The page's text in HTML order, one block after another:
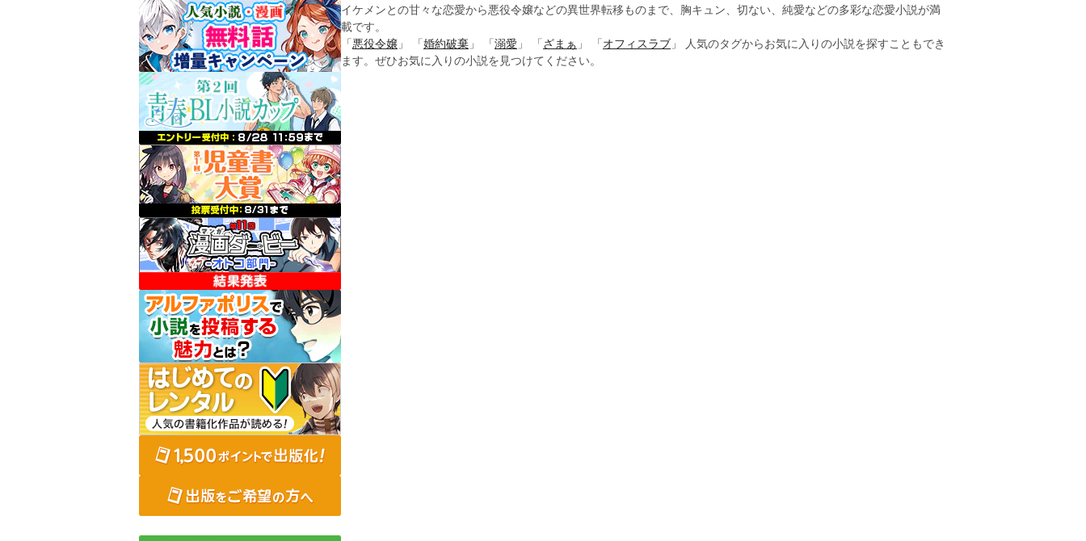
イケメンとの甘々な恋愛から悪役令嬢などの異世界転移ものまで、胸キュン、切ない、純愛などの多彩な恋愛小説が満
載です。
「 悪役令嬢 」 「 婚約破棄 」 「 溺愛 」 「 ざまぁ 」 「 オフィスラブ 」 人気のタグからお気に入りの小説を探すこともでき
ます。ぜひお気に入りの小説を見つけてください。